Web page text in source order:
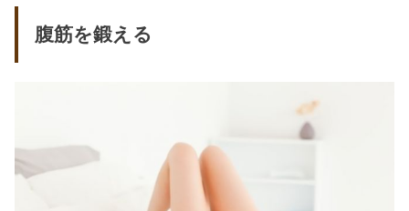
腹筋を鍛える